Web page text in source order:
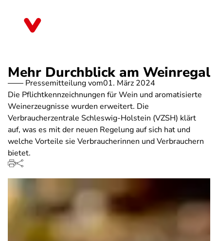
Mehr Durchblick am Weinregal
Pressemitteilung vom01. März 2024
Die Pflichtkennzeichnungen für Wein und aromatisierte
Weinerzeugnisse wurden erweitert. Die
Verbraucherzentrale Schleswig-Holstein (VZSH) klärt
auf, was es mit der neuen Regelung auf sich hat und
welche Vorteile sie Verbraucherinnen und Verbrauchern
bietet.